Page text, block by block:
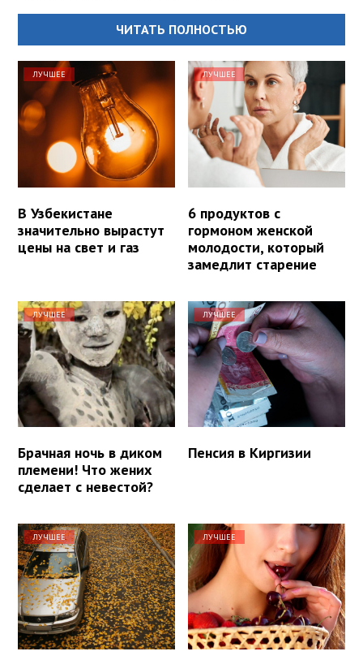
ЧИТАТЬ ПОЛНОСТЬЮ
ЛУЧШЕЕ
В Узбекистане
значительно вырастут
цены на свет и газ
ЛУЧШЕЕ
6 продуктов с
гормоном женской
молодости, который
замедлит старение
ЛУЧШЕЕ
Брачная ночь в диком
племени! Что жених
сделает с невестой?
ЛУЧШЕЕ
Пенсия в Киргизии
ЛУЧШЕЕ ЛУЧШЕЕ